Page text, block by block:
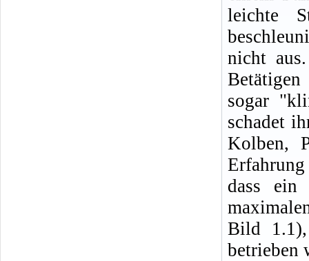
leichte
nicht
sogar
schadet
Kolben,
dass ein
Bild
betrieben